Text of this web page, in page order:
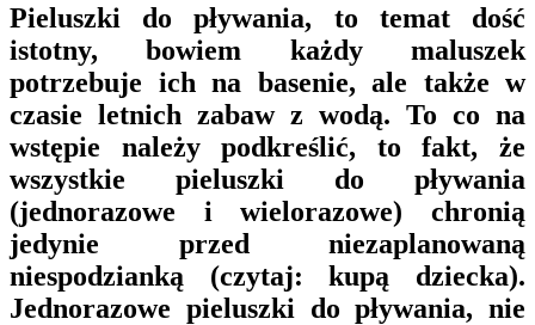
Pieluszki do pływania, to temat dość
istotny, bowiem każdy maluszek
potrzebuje ich na basenie, ale także w
czasie letnich zabaw z wodą. To co na
wstępie należy podkreślić, to fakt, że
wszystkie pieluszki do pływania
(jednorazowe i wielorazowe) chronią
jedynie przed niezaplanowaną
niespodzianką (czytaj: kupą dziecka).
Jednorazowe pieluszki do pływania, nie